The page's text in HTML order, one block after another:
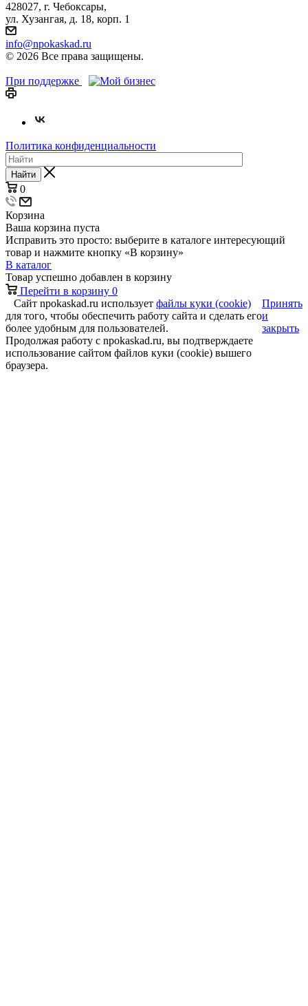
428027, г. Чебоксары,
ул. Хузангая, д. 18, корп. 1
info@npokaskad.ru
© 2026 Все права защищены.
При поддержке
Политика конфиденциальности
Найти
0
Корзина
Ваша корзина пуста
Исправить это просто: выберите в каталоге интересующий
товар и нажмите кнопку «В корзину»
В каталог
Товар успешно добавлен в корзину
Перейти в корзину 0
Сайт npokaskad.ru использует файлы куки (cookie)
для того, чтобы обеспечить работу сайта и сделать его
более удобным для пользователей.
Продолжая работу с npokaskad.ru, вы подтверждаете
использование сайтом файлов куки (cookie) вышего
браузера.
Принять
и
закрыть